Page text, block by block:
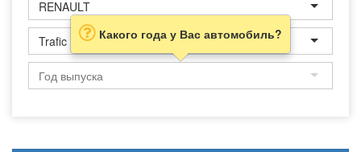
RENAULT
Trafic Какого года у Вас автомобиль?